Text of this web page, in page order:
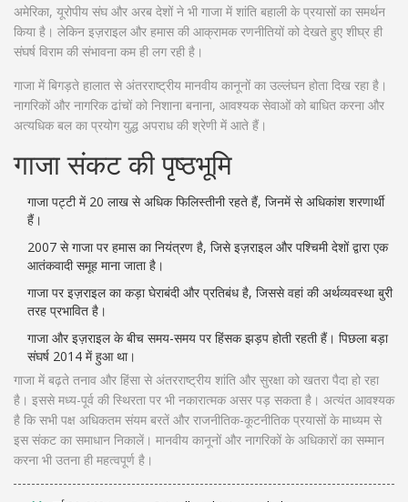
अमेरिका, यूरोपीय संघ और अरब देशों ने भी गाजा में शांति बहाली के प्रयासों का समर्थन
किया है। लेकिन इज़राइल और हमास की आक्रामक रणनीतियों को देखते हुए शीघ्र ही
संघर्ष विराम की संभावना कम ही लग रही है।
गाजा में बिगड़ते हालात से अंतरराष्ट्रीय मानवीय कानूनों का उल्लंघन होता दिख रहा है।
नागरिकों और नागरिक ढांचों को निशाना बनाना, आवश्यक सेवाओं को बाधित करना और
अत्यधिक बल का प्रयोग युद्ध अपराध की श्रेणी में आते हैं।
गाजा संकट की पृष्ठभूमि
गाजा पट्टी में 20 लाख से अधिक फिलिस्तीनी रहते हैं, जिनमें से अधिकांश शरणार्थी
हैं।
2007 से गाजा पर हमास का नियंत्रण है, जिसे इज़राइल और पश्चिमी देशों द्वारा एक
आतंकवादी समूह माना जाता है।
गाजा पर इज़राइल का कड़ा घेराबंदी और प्रतिबंध है, जिससे वहां की अर्थव्यवस्था बुरी
तरह प्रभावित है।
गाजा और इज़राइल के बीच समय-समय पर हिंसक झड़प होती रहती हैं। पिछला बड़ा
संघर्ष 2014 में हुआ था।
गाजा में बढ़ते तनाव और हिंसा से अंतरराष्ट्रीय शांति और सुरक्षा को खतरा पैदा हो रहा
है। इससे मध्य-पूर्व की स्थिरता पर भी नकारात्मक असर पड़ सकता है। अत्यंत आवश्यक
है कि सभी पक्ष अधिकतम संयम बरतें और राजनीतिक-कूटनीतिक प्रयासों के माध्यम से
इस संकट का समाधान निकालें। मानवीय कानूनों और नागरिकों के अधिकारों का सम्मान
करना भी उतना ही महत्वपूर्ण है।